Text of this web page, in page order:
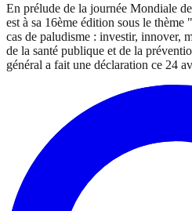
En prélude de la journée Mondiale
est à sa 16ème édition sous le
cas de paludisme : investir, innover,
de la santé publique et de la
général a fait une déclaration ce 24